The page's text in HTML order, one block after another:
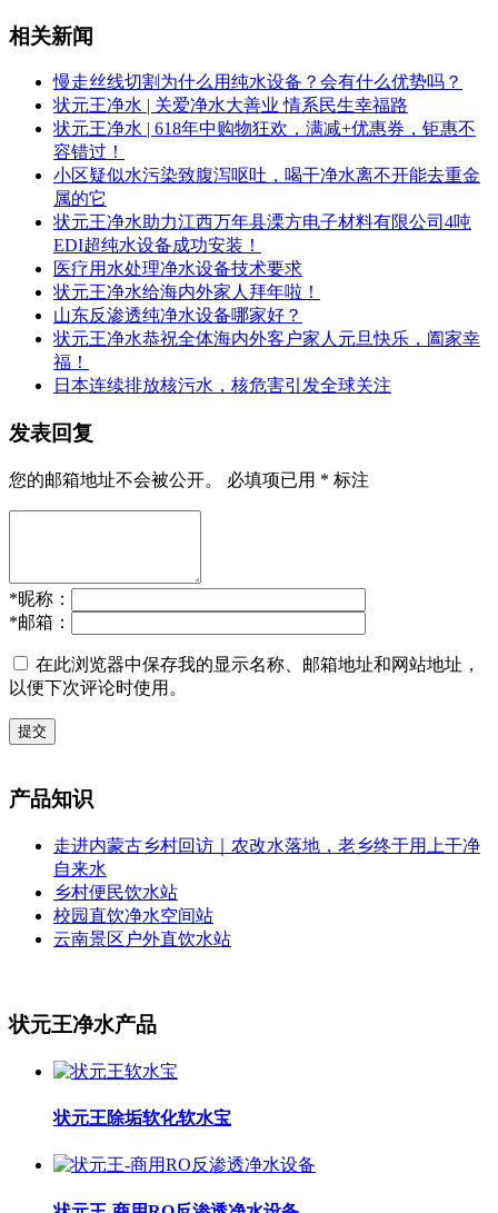
相关新闻
慢走丝线切割为什么用纯水设备？会有什么优势吗？
状元王净水 | 关爱净水大善业 情系民生幸福路
状元王净水 | 618年中购物狂欢，满减+优惠券，钜惠不
容错过！
小区疑似水污染致腹泻呕吐，喝干净水离不开能去重金
属的它
状元王净水助力江西万年县溧方电子材料有限公司4吨
EDI超纯水设备成功安装！
医疗用水处理净水设备技术要求
状元王净水给海内外家人拜年啦！
山东反渗透纯净水设备哪家好？
状元王净水恭祝全体海内外客户家人元旦快乐，阖家幸
福！
日本连续排放核污水，核危害引发全球关注
发表回复
您的邮箱地址不会被公开。 必填项已用 * 标注
*昵称：
*邮箱：
在此浏览器中保存我的显示名称、邮箱地址和网站地址，
以便下次评论时使用。
提交
产品知识
走进内蒙古乡村回访｜农改水落地，老乡终于用上干净
自来水
乡村便民饮水站
校园直饮净水空间站
云南景区户外直饮水站
状元王净水产品
状元王除垢软化软水宝